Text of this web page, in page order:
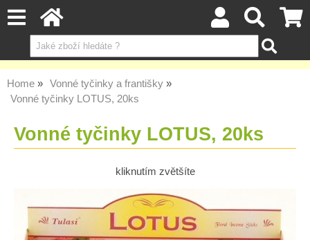
Home
Vonné tyčinky a františky
Vonné tyčinky LOTUS, 20ks
Vonné tyčinky LOTUS, 20ks
kliknutím zvětšíte